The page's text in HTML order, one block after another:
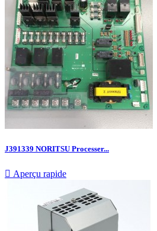
J391339 NORITSU Processer...
 Aperçu rapide